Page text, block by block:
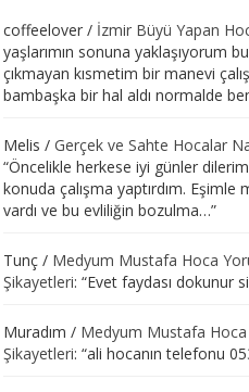
coffeelover/ İzmir Büyü Yapan
yaşlarımın sonuna yaklaşıyorum
çıkmayan kısmetim bir manevi
bambaşka bir hal aldı normalde
Melis / Gerçek ve Sahte Hocalar
“Öncelikle herkese iyi günler
konuda çalışma yaptırdım. Eşimle
vardı ve bu evliliğin bozulma…”
Tunç/ Medyum Mustafa Hoca
Şikayetleri: “Evet faydası dokunur
Muradım / Medyum Mustafa Hoca
Şikayetleri: “ali hocanın telefonu